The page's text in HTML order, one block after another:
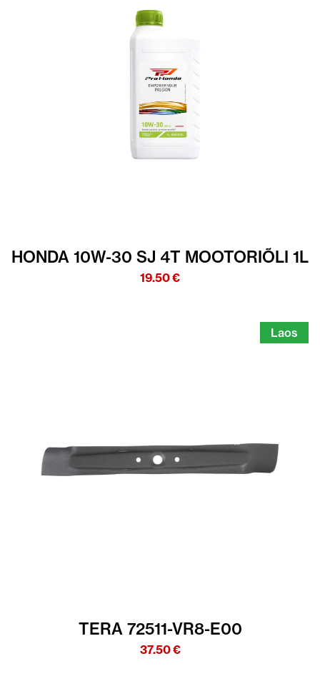
HONDA 10W-30 SJ 4T MOOTORIÕLI 1L
19.50€
Laos
TERA 72511-VR8-E00
37.50€